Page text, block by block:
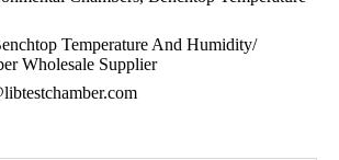
Temperature And Humidity/
Wholesale Supplier